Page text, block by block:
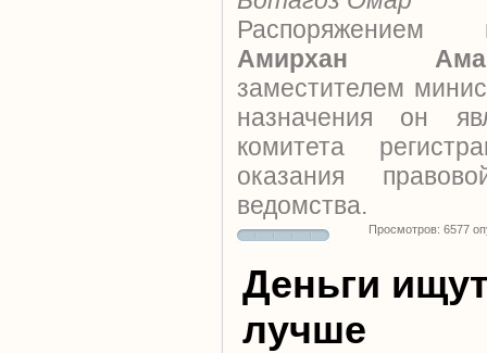
Распоряжением
Амирхан
заместителем
назначения он
комитета
оказания
ведомства.
Просмотров: 6577
Деньги
лучше